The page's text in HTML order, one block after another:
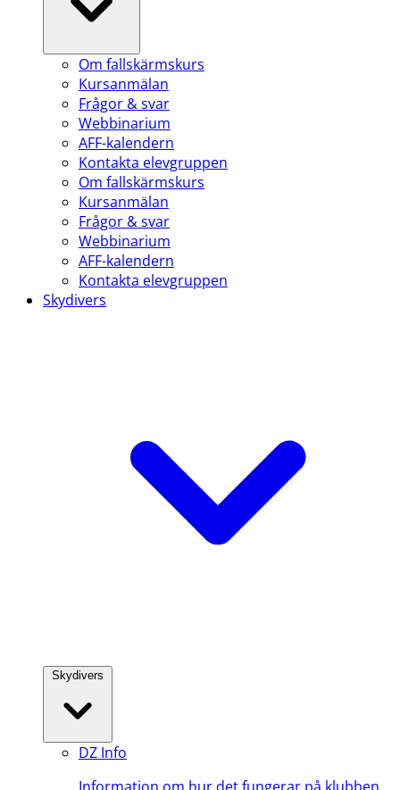
Om fallskärmskurs
Kursanmälan
Frågor & svar
Webbinarium
AFF-kalendern
Kontakta elevgruppen
Om fallskärmskurs
Kursanmälan
Frågor & svar
Webbinarium
AFF-kalendern
Kontakta elevgruppen
Skydivers
Skydivers
DZ Info